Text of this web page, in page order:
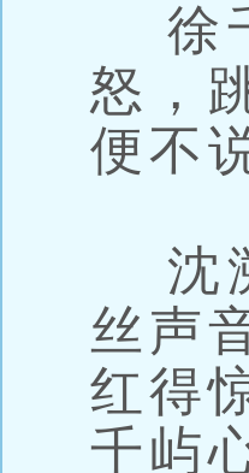
徐
怒，
便不
沈
丝声
红得
千屿